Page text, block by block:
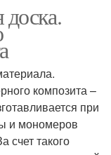
доска.
композита –
при
и мономеров
счет такого